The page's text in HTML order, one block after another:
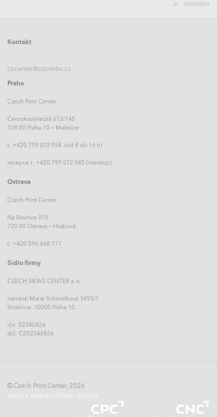
NAHORU
Kontakt
cpcenter@cpcenter.cz
Praha
Czech Print Center
Černokostelecká 613/145
108 00 Praha 10 – Malešice
t: +420 799 072 954 (od 8 do 16 h)
recepce t: +420 799 072 945 (nonstop)
Ostrava
Czech Print Center
Na Rovince 876
720 00 Ostrava – Hrabová
t: +420 596 668 111
Sídlo firmy
CZECH NEWS CENTER a. s.
náměstí Marie Schmolkové 3493/1
Strašnice, 10000 Praha 10
ičo: 02346826
dič: CZ02346826
© Czech Print Center, 2026
návrh a realizace Atelier Zidlicky